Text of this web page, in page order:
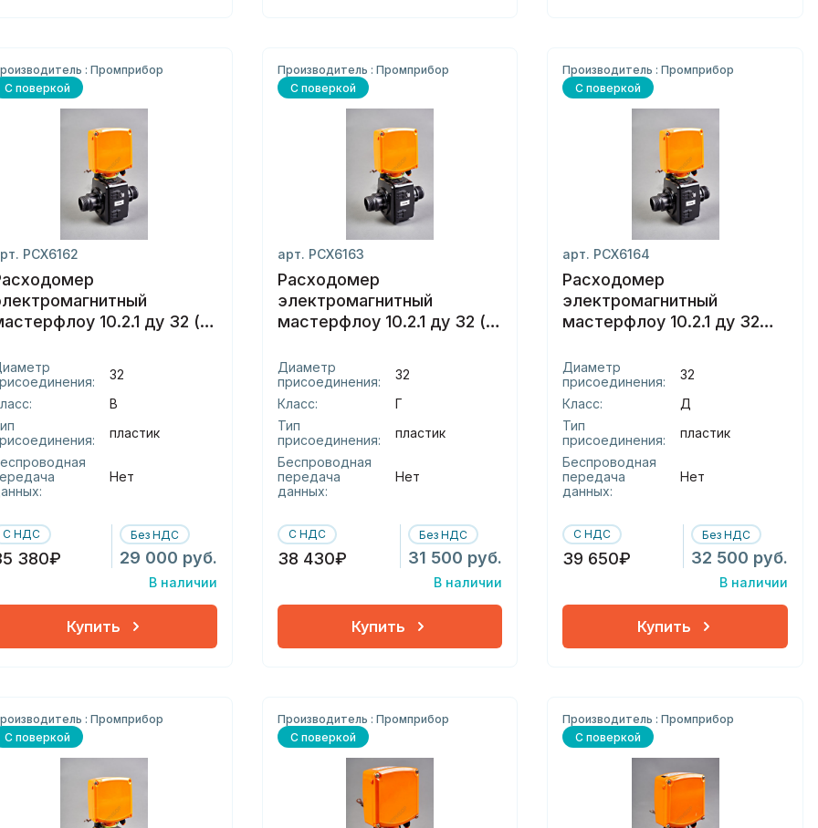
: Промприбор
С поверкой
РСХ6162
10.2.1 ду 32 (в)
32
В
пластик
Нет
С НДС
380₽
Без НДС
29 000 руб.
В наличии
Купить
Производитель : Промприбор
С поверкой
арт. РСХ6163
Расходомер
электромагнитный
мастерфлоу 10.2.1 ду 32 (г)
Диаметр
присоединения:
32
Класс:
Г
Тип
присоединения:
пластик
Беспроводная
передача
данных:
Нет
С НДС
38 430₽
Без НДС
31 500 руб.
В наличии
Купить
Производитель : Промприбор
С поверкой
арт. РСХ6164
Расходомер
электромагнитный
мастерфлоу 10.2.1 ду 32
Диаметр
присоединения:
32
Класс:
Д
Тип
присоединения:
пластик
Беспроводная
передача
данных:
Нет
С НДС
39 650₽
Без НДС
32 500 руб.
В наличии
Купить
: Промприбор
С поверкой
Производитель : Промприбор
С поверкой
Производитель : Промприбор
С поверкой